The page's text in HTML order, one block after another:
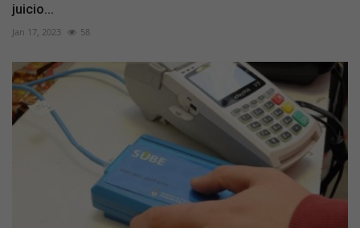
juicio...
Jan 17, 2023 58